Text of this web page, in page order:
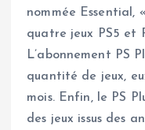
nommée Essential,
quatre jeux PS5 et
L’abonnement PS
quantité de jeux,
mois. Enfin, le PS
des jeux issus des